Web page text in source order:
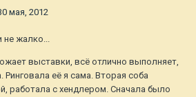
мая, 2012
не жалко...
выставки, всё отлично выполняет,
Ринговала её я сама. Вторая соба
работала с хендлером. Сначала было